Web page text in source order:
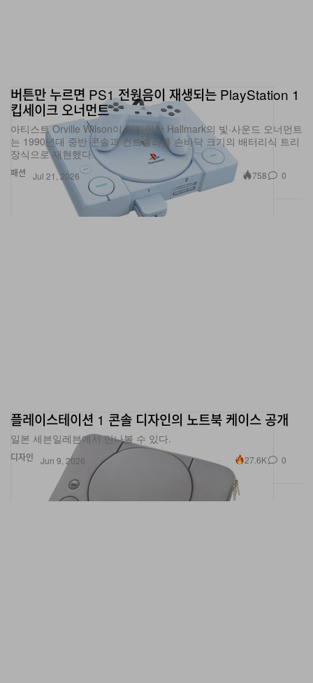
패션
버튼만 누르면 PS1 전원음이 재생되는 PlayStation 1
킵세이크 오너먼트
아티스트 Orville Wilson이 디자인한 Hallmark의 빛·사운드 오너먼트
는 1990년대 중반 콘솔과 컨트롤러를 손바닥 크기의 배터리식 트리
장식으로 재현했다.
Jul 21, 2026 758 0
디자인
플레이스테이션 1 콘솔 디자인의 노트북 케이스 공개
일본 세븐일레븐에서 만나볼 수 있다.
Jun 9, 2026 27.6K 0